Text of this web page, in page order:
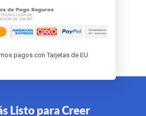
pagos con Tarjetas de EU
Listo para Creer